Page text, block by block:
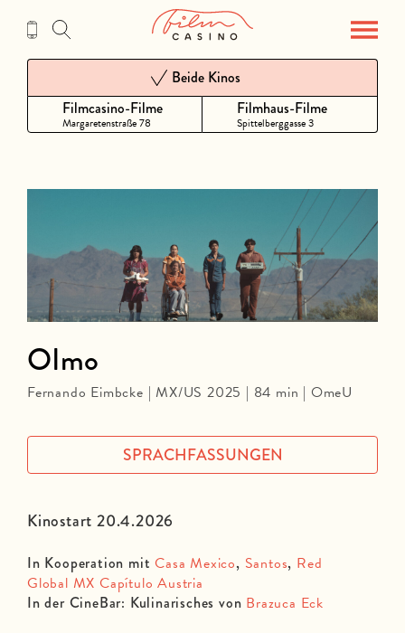
Inhalt
Filmcasino-Filme
Margaretenstraße 78
Beide Kinos
Filmhaus-Filme
Spittelberggasse 3
Kinostart 20.4.2026
In Kooperation mitCasa Mexico, Santos, Red
Global MX Capítulo Austria
In der CineBar: Kulinarisches von Brazuca Eck
Olmo
Fernando Eimbcke | MX/US 2025 | 84 min | OmeU
SPRACHFASSUNGEN